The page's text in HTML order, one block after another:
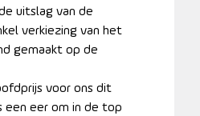
uitslag van de
verkiezing van het
gemaakt op de
voor ons dit
een eer om in de top